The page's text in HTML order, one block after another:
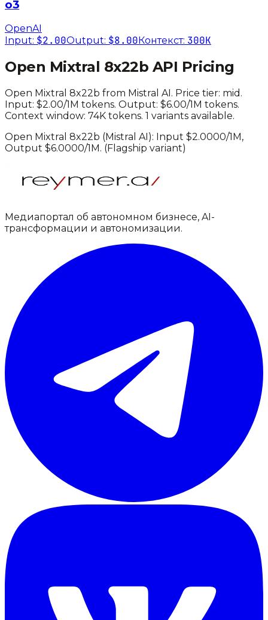
o3
OpenAI
Input: $2.00Output: $8.00 Контекст: 300K
Open Mixtral 8x22b API Pricing
Open Mixtral 8x22b from Mistral AI. Price tier: mid .
Input: $2.00/1M tokens. Output: $6.00/1M tokens.
Context window: 74K tokens. 1 variants available.
Open Mixtral 8x22b (Mistral AI): Input $2.0000/1M,
Output $6.0000/1M. (Flagship variant)
Медиапортал об автономном бизнесе, AI-
трансформации и автономизации.